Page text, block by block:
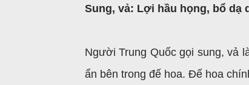
Sung, vả: Lợi hầu họng, bổ dạ
Người Trung Quốc gọi sung, vả
ẩn bên trong đế hoa. Đế hoa